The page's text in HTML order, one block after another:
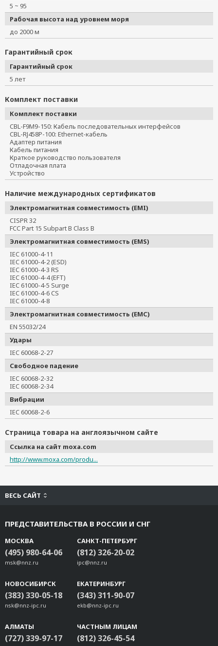
5 ~ 95
Рабочая высота над уровнем моря
до 2000 м
Гарантийный срок
Гарантийный срок
5 лет
Комплект поставки
Комплект поставки
CBL-F9M9-150: Кабель последовательных интерфейсов
CBL-RJ458P-100: Ethernet-кабель
Адаптер питания
Кабель питания
Краткое руководство пользователя
Отладочная плата
Устройство
Наличие международных сертификатов
Электромагнитная совместимость (EMI)
CISPR 32
FCC Part 15 Subpart B Class B
Электромагнитная совместимость (EMS)
IEC 61000-4-11
IEC 61000-4-2 (ESD)
IEC 61000-4-3 RS
IEC 61000-4-4 (EFT)
IEC 61000-4-5 Surge
IEC 61000-4-6 CS
IEC 61000-4-8
Электромагнитная совместимость (EMC)
EN 55032/24
Удары
IEC 60068-2-27
Свободное падение
IEC 60068-2-32
IEC 60068-2-34
Вибрации
IEC 60068-2-6
Страница товара на англоязычном сайте
Ссылка на сайт moxa.com
http://www.moxa.com/produ...
ВЕСЬ САЙТ
ПРЕДСТАВИТЕЛЬСТВА В РОССИИ И СНГ
МОСКВА
(495) 980-64-06
msk@nnz.ru
САНКТ-ПЕТЕРБУРГ
(812) 326-20-02
ipc@nnz.ru
НОВОСИБИРСК
(383) 330-05-18
nsk@nnz-ipc.ru
ЕКАТЕРИНБУРГ
(343) 311-90-07
ekb@nnz-ipc.ru
АЛМАТЫ
(727) 339-97-17
ЧАСТНЫМ ЛИЦАМ
(812) 326-45-54